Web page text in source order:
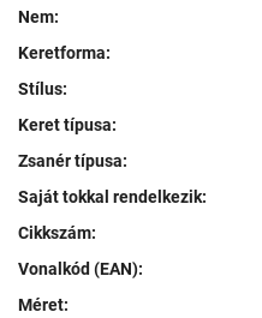
Nem:
Keretforma:
Stílus:
Keret típusa:
Zsanér típusa:
Saját tokkal rendelkezik:
Cikkszám:
Vonalkód (EAN):
Méret: